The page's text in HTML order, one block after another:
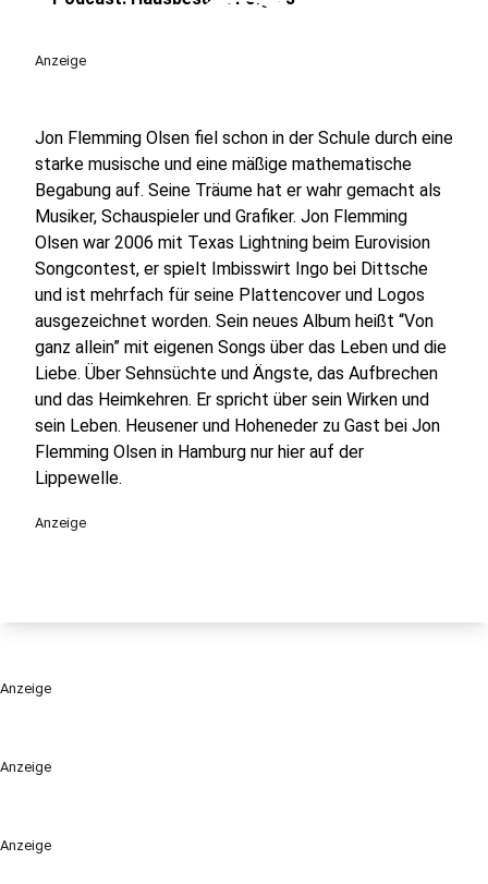
Anzeige
Anzeige
play_circle
Anzeige
Jon Flemming Olsen fiel schon in der Schule durch eine
starke musische und eine mäßige mathematische
Begabung auf. Seine Träume hat er wahr gemacht als
Musiker, Schauspieler und Grafiker. Jon Flemming
Olsen war 2006 mit Texas Lightning beim Eurovision
Songcontest, er spielt Imbisswirt Ingo bei Dittsche
und ist mehrfach für seine Plattencover und Logos
ausgezeichnet worden. Sein neues Album heißt “Von
ganz allein” mit eigenen Songs über das Leben und die
Liebe. Über Sehnsüchte und Ängste, das Aufbrechen
und das Heimkehren. Er spricht über sein Wirken und
sein Leben. Heusener und Hoheneder zu Gast bei Jon
Flemming Olsen in Hamburg nur hier auf der
Lippewelle.
Anzeige
Anzeige